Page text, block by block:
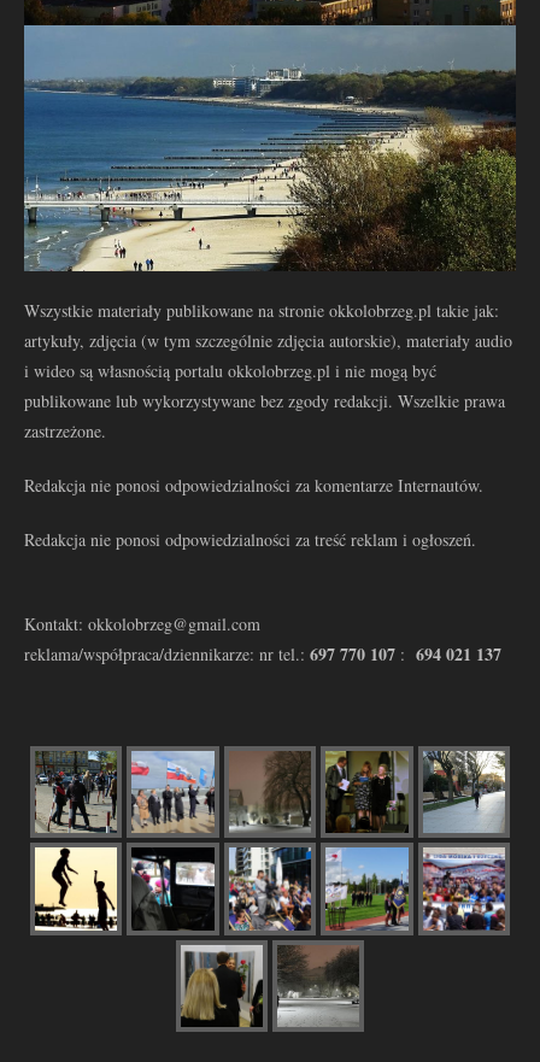
Wszystkie materiały publikowane na stronie okkolobrzeg.pl takie jak:
artykuły, zdjęcia (w tym szczególnie zdjęcia autorskie), materiały audio
i wideo są własnością portalu okkolobrzeg.pl i nie mogą być
publikowane lub wykorzystywane bez zgody redakcji. Wszelkie prawa
zastrzeżone.
Redakcja nie ponosi odpowiedzialności za komentarze Internautów.
Redakcja nie ponosi odpowiedzialności za treść reklam i ogłoszeń.
Kontakt: okkolobrzeg@gmail.com
reklama/współpraca/dziennikarze: nr tel.: 697 770 107 : 694 021 137